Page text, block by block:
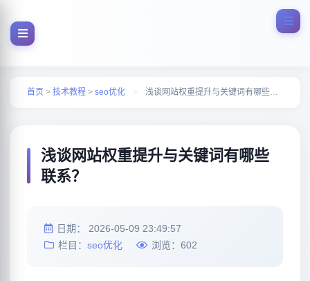
首页 > 技术教程 > seo优化 > 浅谈网站权重提升与关键词有哪些联系？
浅谈网站权重提升与关键词有哪些
联系？
日期： 2026-05-09 23:49:57
栏目： seo优化 浏览： 602